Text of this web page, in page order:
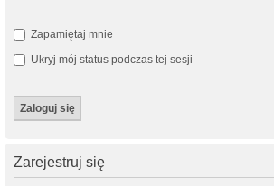
Zapamiętaj mnie
Ukryj mój status podczas tej sesji
Zarejestruj się